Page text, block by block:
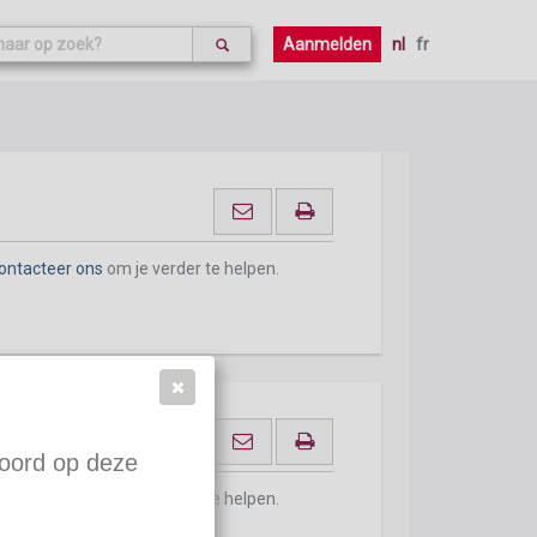
Aanmelden nl fr
ons om je verder te helpen.
om je verder te helpen.
op deze